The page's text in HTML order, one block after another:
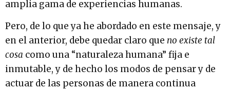
amplia gama de experiencias humanas.
Pero, de lo que ya he abordado en este mensaje, y
en el anterior, debe quedar claro que no existe tal
cosa como una “naturaleza humana” fija e
inmutable, y de hecho los modos de pensar y de
actuar de las personas de manera continua